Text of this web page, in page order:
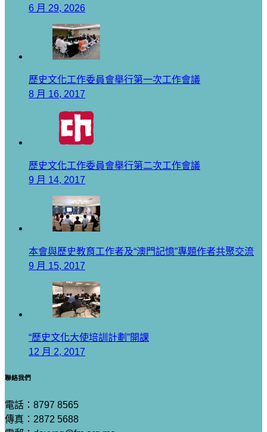
6 月 29, 2026
歷史文化工作委員會舉行第一次工作會議
8 月 16, 2017
歷史文化工作委員會舉行第二次工作會議
9 月 14, 2017
本會與歷史教育工作者及“澳門記憶”專題作者共聚交流
9 月 15, 2017
“歷史文化大使培訓計劃”開課
12 月 2, 2017
聯絡我們
電話：8797 8565
傳真：2872 5688